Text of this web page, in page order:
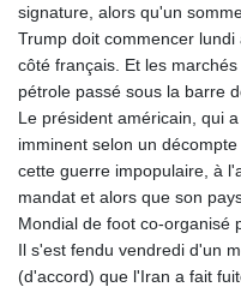
signature, alors qu'un
Trump doit commencer lundi
côté français. Et les
pétrole passé sous la barre
Le président américain, qui
imminent selon un
cette guerre impopulaire, à
mandat et alors que son
Mondial de foot co-organisé
Il s'est fendu vendredi d'un
(d'accord) que l'Iran a fait